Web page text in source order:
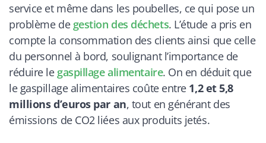
service et même dans les poubelles, ce qui pose un
problème de gestion des déchets. L’étude a pris en
compte la consommation des clients ainsi que celle
du personnel à bord, soulignant l’importance de
réduire le gaspillage alimentaire. On en déduit que
le gaspillage alimentaires coûte entre 1,2 et 5,8
millions d’euros par an, tout en générant des
émissions de CO2 liées aux produits jetés.